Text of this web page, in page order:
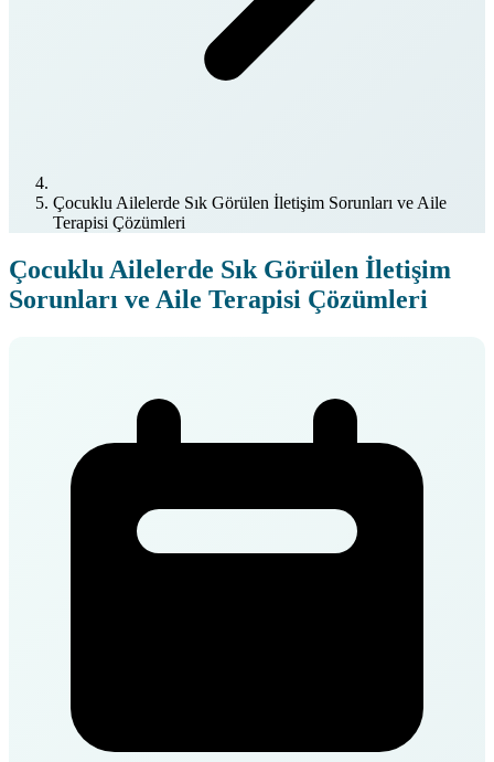
Çocuklu Ailelerde Sık Görülen İletişim Sorunları ve Aile
Terapisi Çözümleri
Çocuklu Ailelerde Sık Görülen İletişim
Sorunları ve Aile Terapisi Çözümleri